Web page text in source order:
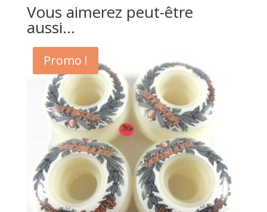
Vous aimerez peut-être
aussi…
Promo !